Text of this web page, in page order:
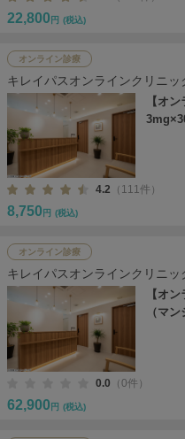
22,800 円 (税込)
オンライン診療
キレイパスオンラインクリニッ
【オ
4.2 （111件）
8,750 円 (税込)
オンライン診療
キレイパスオンラインクリニッ
【オ
（マ
0.0 （0件）
62,900 円 (税込)